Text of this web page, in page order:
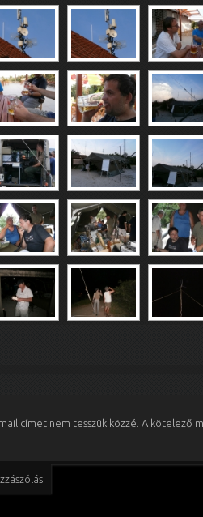
címet nem tesszük közzé. A kötelező